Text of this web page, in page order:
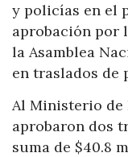
y policías en el
aprobación por
la Asamblea
en traslados de
Al Ministerio de
aprobaron dos
suma de $40.8